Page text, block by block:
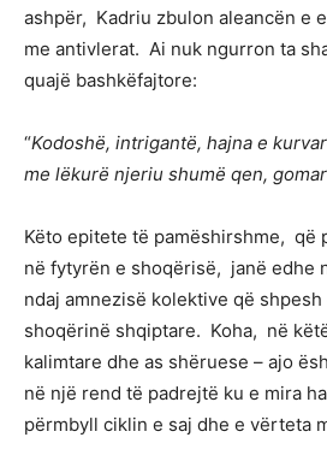
ashpër, Kadriu zbulon aleancën e
me antivlerat. Ai nuk ngurron ta
quajë bashkëfajtore:
“Kodoshë, intrigantë, hajna e
me lëkurë njeriu shumë qen,
Këto epitete të pamëshirshme, që
në fytyrën e shoqërisë, janë edhe
ndaj amnezisë kolektive që
shoqërinë shqiptare. Koha, në
kalimtare dhe as shëruese – ajo
në një rend të padrejtë ku e mira
përmbyll ciklin e saj dhe e vërteta